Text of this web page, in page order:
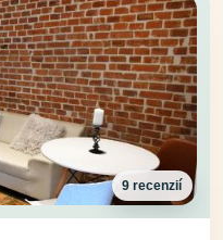
9 recenzií